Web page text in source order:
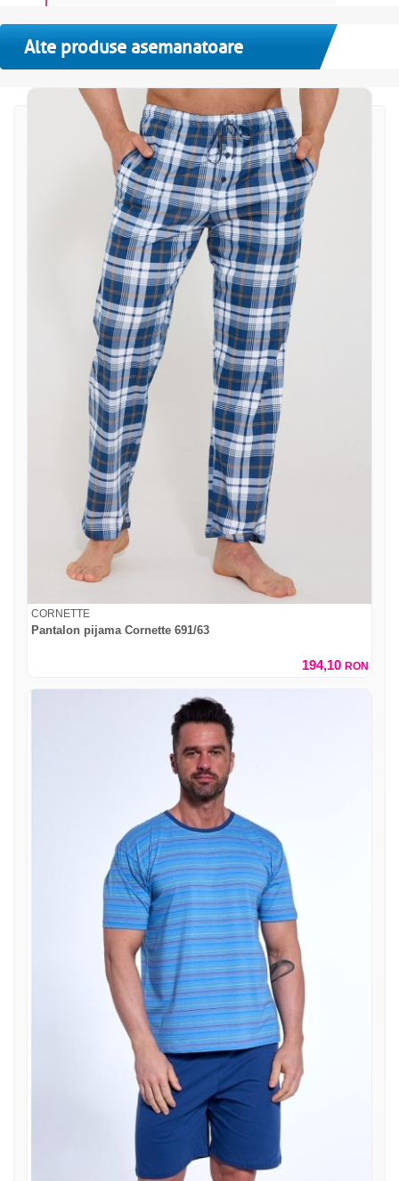
Alte produse asemanatoare
CORNETTE
Pantalon pijama Cornette 691/63
194,10 RON